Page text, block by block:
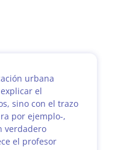
urbana
el
sino con el trazo
por ejemplo-,
verdadero
el profesor